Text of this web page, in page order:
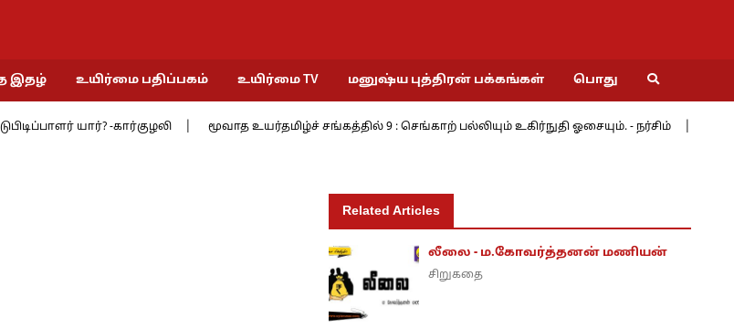
இதழ் உயிர்மை பதிப்பகம் உயிர்மை TV மனுஷ்ய புத்திரன் பக்கங்கள் பொது
யார்? -கார்குழலி மூவாத உயர்தமிழ்ச் சங்கத்தில் 9 : செங்காற் பல்லியும் உகிர்நுதி ஓசையும். - நர்சிம் மேற்கின்
Related Articles
லீலை - ம.கோவர்த்தனன் மணியன்
சிறுகதை